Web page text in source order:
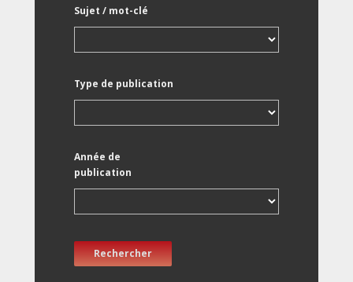
Sujet / mot-clé
Type de publication
Année de
publication
Rechercher